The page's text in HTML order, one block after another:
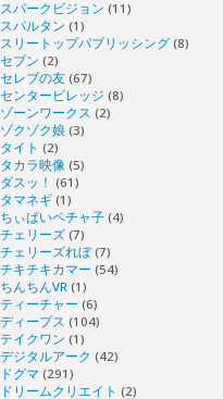
スパークビジョン (11)
スパルタン (1)
スリートップパブリッシング (8)
セブン (2)
セレブの友 (67)
センタービレッジ (8)
ゾーンワークス (2)
ゾクゾク娘 (3)
タイト (2)
タカラ映像 (5)
ダスッ！ (61)
タマネギ (1)
ちぃぱいペチャ子 (4)
チェリーズ (7)
チェリーズれぼ(7)
チキチキカマー (54)
ちんちんVR (1)
ティーチャー (6)
ディープス (104)
テイクワン (1)
デジタルアーク (42)
ドグマ (291)
ドリームクリエイト (2)